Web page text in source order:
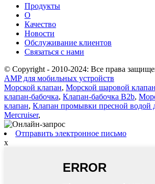
Продукты
О
Качество
Новости
Обслуживание клиентов
Связаться с нами
© Copyright - 2010-2024: Все права
AMP для мобильных устройств
Морской клапан, Морской шаровой клапан
клапан-бабочка, Клапан-бабочка B2b,
клапан, Клапан промывки пресной водой
Mercruiser,
Отправить электронное письмо
x